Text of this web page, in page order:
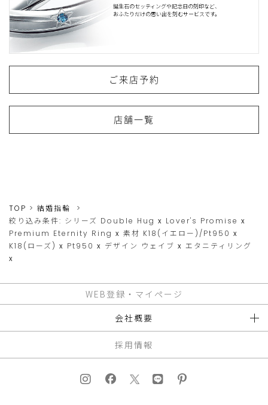
誕生石のセッティングや記念日の刻印など、
おふたりだけの思い出を刻むサービスです。
ご来店予約
店舗一覧
TOP
結婚指輪
絞り込み条件: シリーズ Double Hug x Lover's Promise x
Premium Eternity Ring x 素材 K18(イエロー)/Pt950 x
K18(ローズ) x Pt950 x デザイン ウェイブ x エタニティリング
x
WEB登録・マイページ
会社概要
採用情報